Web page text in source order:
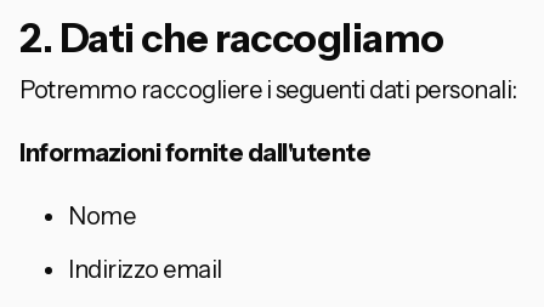
2. Dati che raccogliamo
Potremmo raccogliere i seguenti dati personali:
Informazioni fornite dall'utente
Nome
Indirizzo email